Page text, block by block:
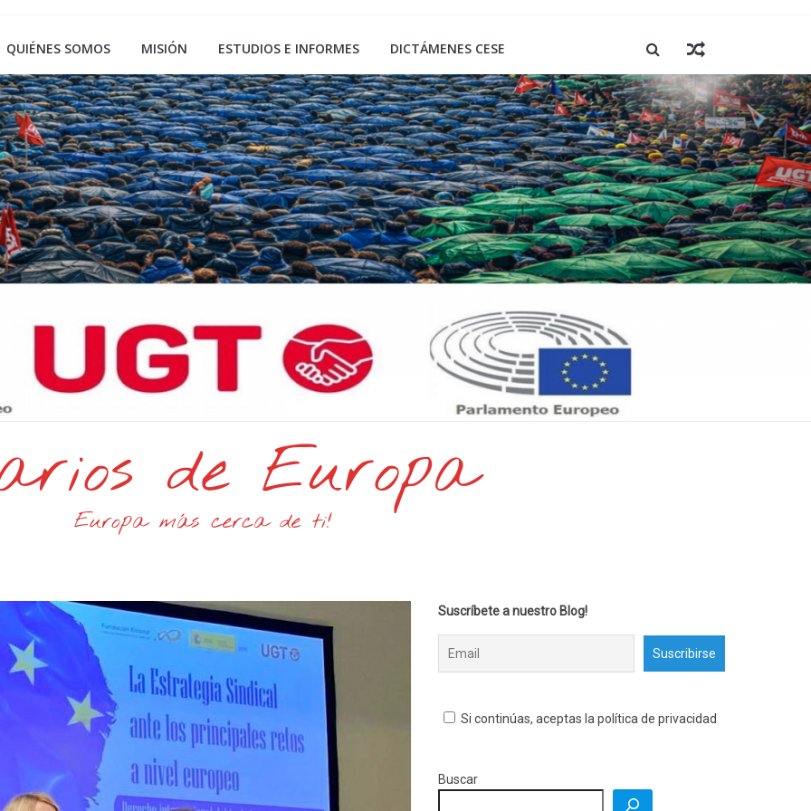
QUIÉNES SOMOS MISIÓN ESTUDIOS E INFORMES DICTÁMENES CESE
de Europa
Europa más cerca de ti!
Suscríbete a nuestro Blog!
Si continúas, aceptas la política de privacidad
Buscar